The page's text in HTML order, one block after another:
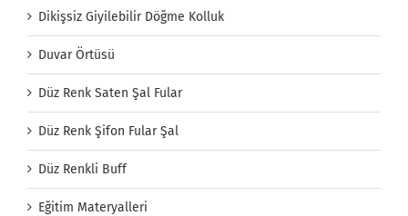
Dikişsiz Giyilebilir Döğme Kolluk
Duvar Örtüsü
Düz Renk Saten Şal Fular
Düz Renk Şifon Fular Şal
Düz Renkli Buff
Eğitim Materyalleri